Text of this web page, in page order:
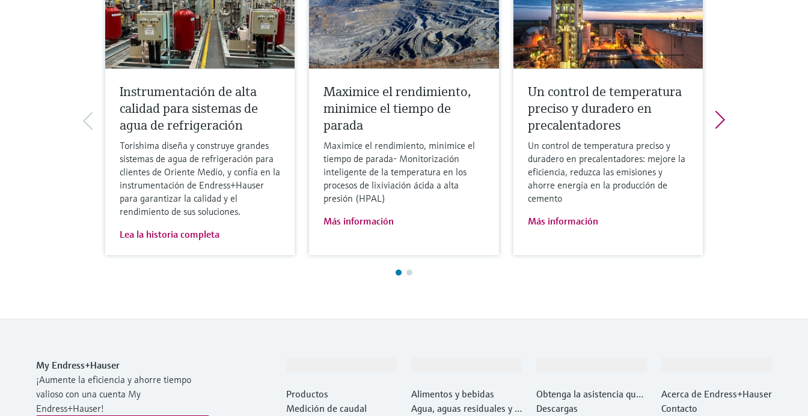
Instrumentación de alta
calidad para sistemas de
agua de refrigeración
Torishima diseña y construye grandes
sistemas de agua de refrigeración para
clientes de Oriente Medio, y confía en la
instrumentación de Endress+Hauser
para garantizar la calidad y el
rendimiento de sus soluciones.
Lea la historia completa
Maximice el rendimiento,
minimice el tiempo de
parada
Maximice el rendimiento, minimice el
tiempo de parada- Monitorización
inteligente de la temperatura en los
procesos de lixiviación ácida a alta
presión (HPAL)
Más información
Un control de temperatura
preciso y duradero en
precalentadores
Un control de temperatura preciso y
duradero en precalentadores: mejore la
eficiencia, reduzca las emisiones y
ahorre energía en la producción de
cemento
Más información
My Endress+Hauser
¡Aumente la eficiencia y ahorre tiempo
valioso con una cuenta My
Endress+Hauser!
Productos
Medición de caudal
Alimentos y bebidas
Agua, aguas residuales y r
Obtenga la asistencia que
necesita con rapidez
Descargas
Acerca de Endress+Hauser
Contacto